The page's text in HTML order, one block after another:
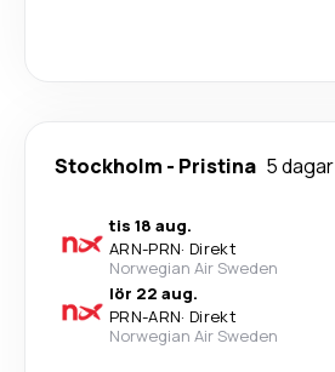
Stockholm - Pristina 5 dagar
tis 18 aug.
ARN-PRN· Direkt
Norwegian Air Sweden
lör 22 aug.
PRN-ARN· Direkt
Norwegian Air Sweden